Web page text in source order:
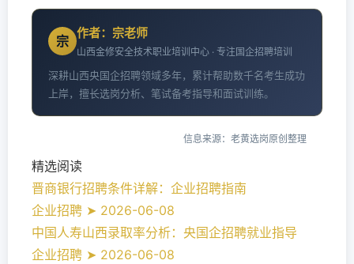
宗
作者：宗老师
山西金修安全技术职业培训中心 · 专注国企招聘培训
深耕山西央国企招聘领域多年，累计帮助数千名考生成功
上岸，擅长选岗分析、笔试备考指导和面试训练。
信息来源：老黄选岗原创整理
精选阅读
晋商银行招聘条件详解：企业招聘指南
企业招聘 ➤ 2026-06-08
中国人寿山西录取率分析：央国企招聘就业指导
企业招聘 ➤ 2026-06-08